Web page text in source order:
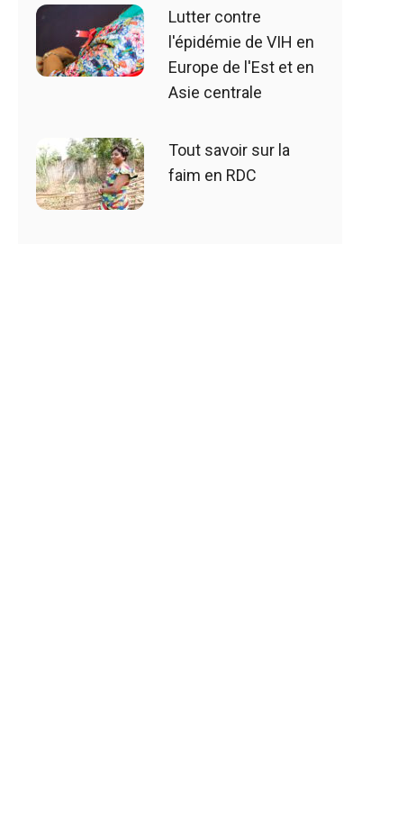
Lutter contre
l'épidémie de VIH en
Europe de l'Est et en
Asie centrale
Tout savoir sur la
faim en RDC